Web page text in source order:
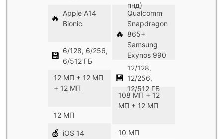
🔥 Apple A14
Bionic
💾 6/128, 6/256,
6/512 ГБ
12 МП + 12 МП
+ 12 МП
12 МП
🍏 iOS 14
пнд)
🔥
Qualcomm
Snapdragon
865+
Samsung
Exynos 990
💾
12/128,
12/256,
12/512 ГБ
108 МП + 12
МП + 12 МП
10 МП